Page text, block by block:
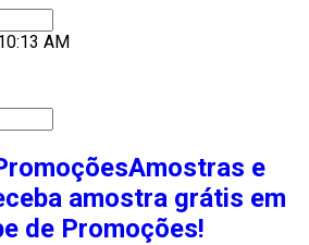
AM
Amostras e
amostra grátis em
de Promoções!